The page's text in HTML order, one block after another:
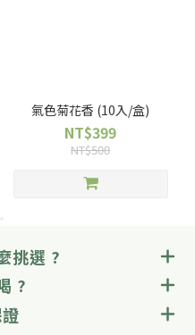
氣色菊花香 (10入/盒)
NT$399
NT$500
挑選 ?
?